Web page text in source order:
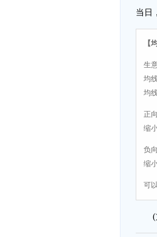
当日
【
生
均
均
正
缩
负
缩
可
(文